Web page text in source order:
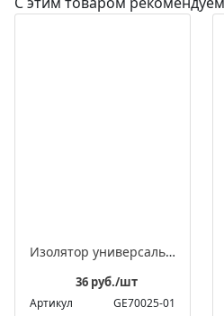
Изолятор универсальный фарфоровый для 2-3 жильного провода
36 руб./шт
Артикул
GE70025-01